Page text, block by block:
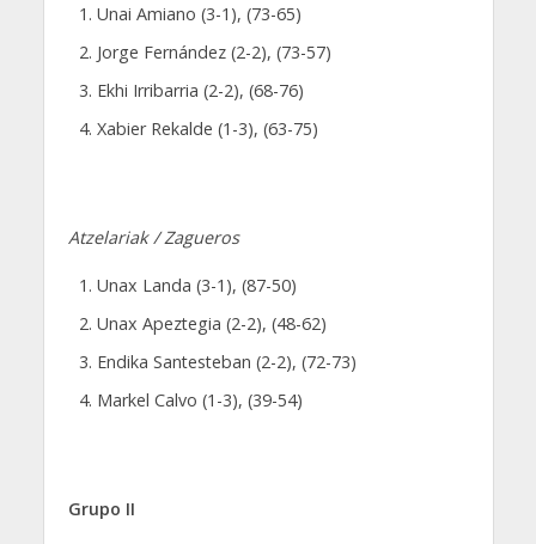
Unai Amiano (3-1), (73-65)
Jorge Fernández (2-2), (73-57)
Ekhi Irribarria (2-2), (68-76)
Xabier Rekalde (1-3), (63-75)
Atzelariak / Zagueros
Unax Landa (3-1), (87-50)
Unax Apeztegia (2-2), (48-62)
Endika Santesteban (2-2), (72-73)
Markel Calvo (1-3), (39-54)
Grupo II